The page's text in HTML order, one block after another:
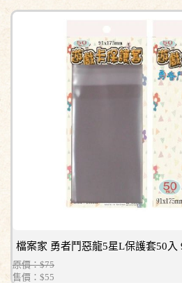
檔案家 勇者鬥惡龍5星L保護套50入
原價：$75
售價： $55